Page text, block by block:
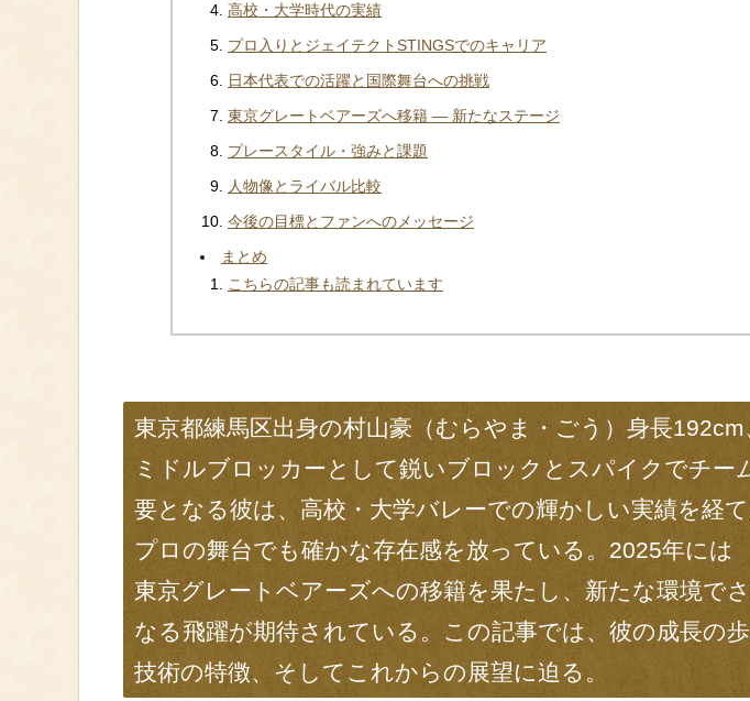
高校・大学時代の実績
プロ入りとジェイテクトSTINGSでのキャリア
日本代表での活躍と国際舞台への挑戦
東京グレートベアーズへ移籍 — 新たなステージ
プレースタイル・強みと課題
人物像とライバル比較
今後の目標とファンへのメッセージ
まとめ
こちらの記事も読まれています
東京都練馬区出身の村山豪（むらやま・ごう）身長192cm
ミドルブロッカーとして鋭いブロックとスパイクでチー
要となる彼は、高校・大学バレーでの輝かしい実績を経て
プロの舞台でも確かな存在感を放っている。2025年には
東京グレートベアーズへの移籍を果たし、新たな環境で
なる飛躍が期待されている。この記事では、彼の成長の歩
技術の特徴、そしてこれからの展望に迫る。